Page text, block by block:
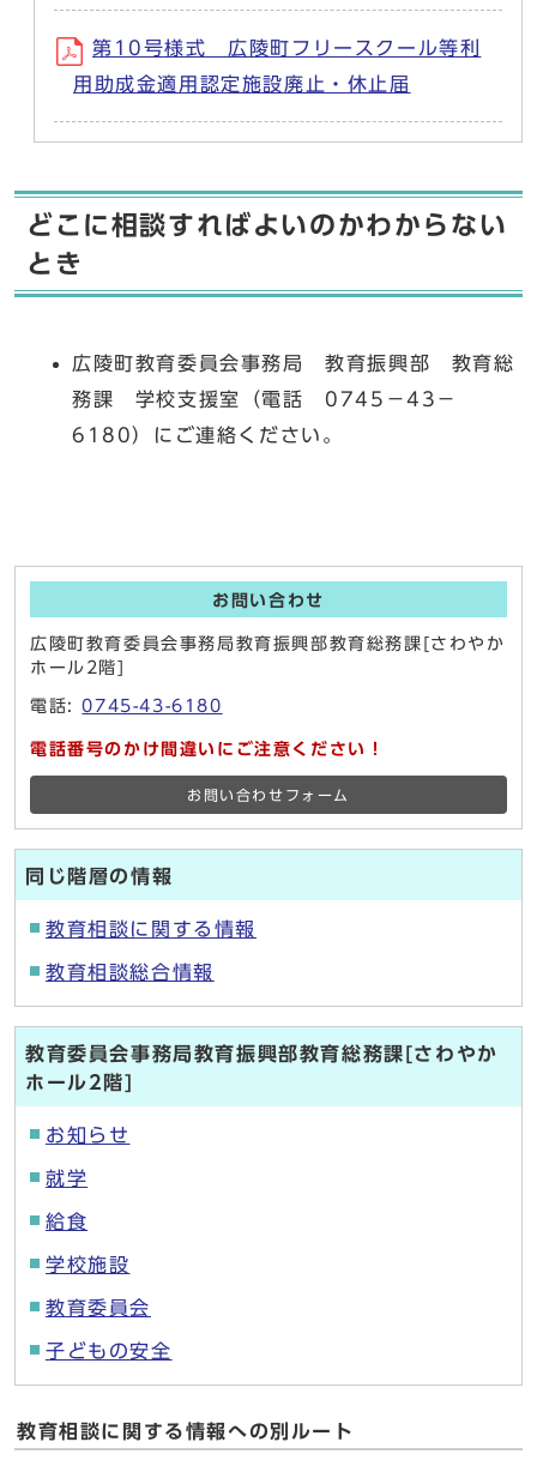
第10号様式 広陵町フリースクール等利
用助成金適用認定施設廃止・休止届
どこに相談すればよいのかわからない
とき
広陵町教育委員会事務局 教育振興部 教育総
務課 学校支援室（電話 0745－43－
6180）にご連絡ください。
お問い合わせ
広陵町教育委員会事務局教育振興部教育総務課[さわやか
ホール2階]
電話:0745-43-6180
電話番号のかけ間違いにご注意ください！
お問い合わせフォーム
同じ階層の情報
教育相談に関する情報
教育相談総合情報
教育委員会事務局教育振興部教育総務課[さわやか
ホール2階]
お知らせ
就学
給食
学校施設
教育委員会
子どもの安全
教育相談に関する情報への別ルート